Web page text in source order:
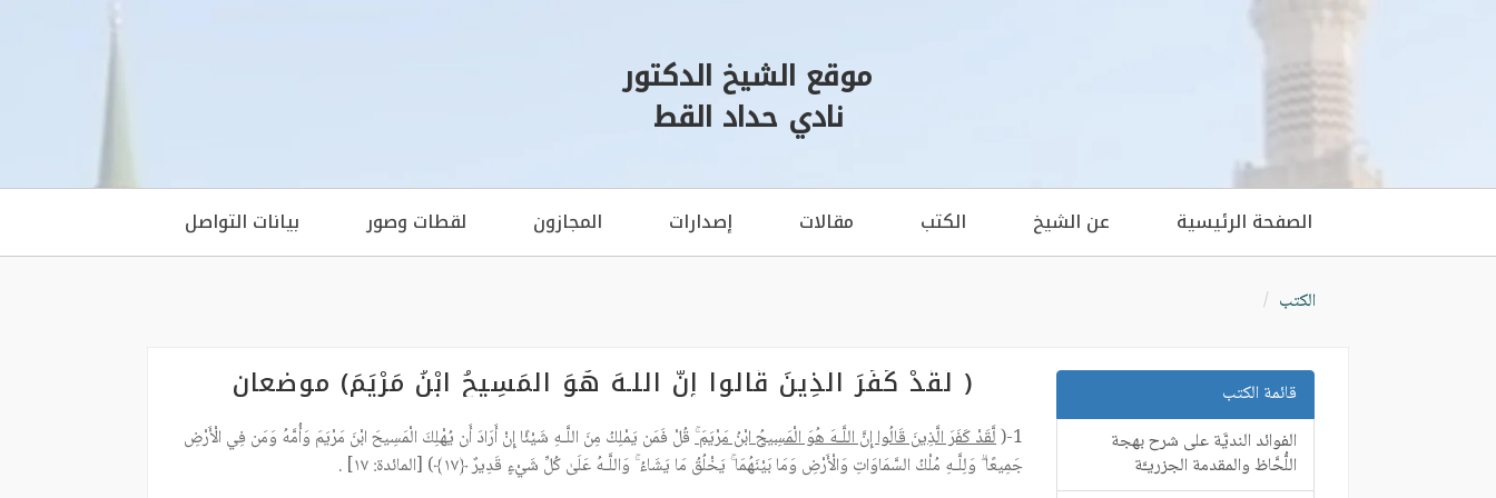
موقع الشيخ الدكتور
نادي حداد القط
الصفحة الرئيسية عن الشيخ الكتب مقالات إصدارات المجازون لقطات وصور بيانات التواصل
الكتب
قائمة الكتب
الفوائد النديَّة على شرح بهجة
اللُّحَّاظ والمقدمة الجزريـَّة
( لَّقَدْ كَفَرَ الَّذِينَ قَالُوا إِنَّ اللَّـهَ هُوَ الْمَسِيحُ ابْنُ مَرْيَمَ) موضعان
1-( لَّقَدْ كَفَرَ الَّذِينَ قَالُوا إِنَّ اللَّـهَ هُوَ الْمَسِيحُ ابْنُ مَرْيَمَقُلْ فَمَن يَمْلِكُ مِنَ اللَّـهِ شَيْئًا إِنْ أَرَادَ أَن يُهْلِكَ الْمَسِيحَ ابْنَ مَرْيَمَ وَأُمَّهُ وَمَن فِي الْأَرْضِ
جَمِيعًا ۗ وَلِلَّـهِ مُلْكُ السَّمَاوَاتِ وَالْأَرْضِ وَمَا بَيْنَهُمَا ۚ يَخْلُقُ مَا يَشَاءُ ۚ وَاللَّـهُ عَلَىٰ كُلِّ شَيْءٍ قَدِيرٌ ﴿١٧﴾) [المائدة: ١٧] .